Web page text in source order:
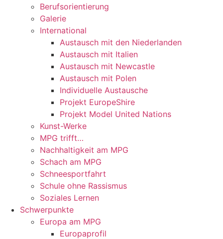
Berufsorientierung
Galerie
International
Austausch mit den Niederlanden
Austausch mit Italien
Austausch mit Newcastle
Austausch mit Polen
Individuelle Austausche
Projekt EuropeShire
Projekt Model United Nations
Kunst-Werke
MPG trifft…
Nachhaltigkeit am MPG
Schach am MPG
Schneesportfahrt
Schule ohne Rassismus
Soziales Lernen
Schwerpunkte
Europa am MPG
Europaprofil